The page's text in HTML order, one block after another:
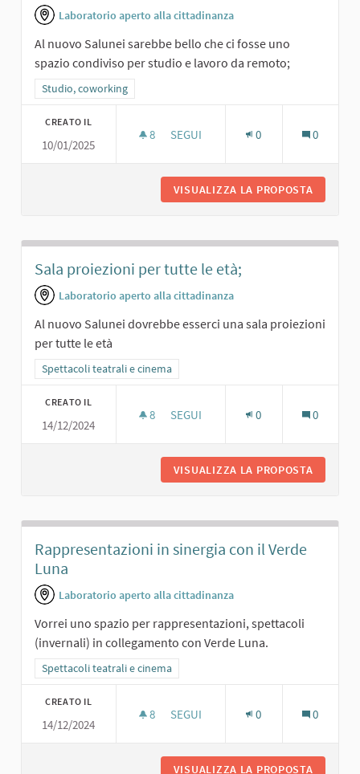
Laboratorio aperto alla cittadinanza
Al nuovo Salunei sarebbe bello che ci fosse uno
spazio condiviso per studio e lavoro da remoto;
Filtra i risultati per categoria: Studio, coworking
Studio, coworking
CREATO IL
10/01/2025
8 8 SOSTENITORI
SEGUI 0 0
VISUALIZZA LA PROPOSTA
Sala proiezioni per tutte le età;
Laboratorio aperto alla cittadinanza
Al nuovo Salunei dovrebbe esserci una sala proiezioni
per tutte le età
Filtra i risultati per categoria: Spettacoli teatrali e cinema
Spettacoli teatrali e cinema
CREATO IL
14/12/2024
8 8 SOSTENITORI
SEGUI 0 0
VISUALIZZA LA PROPOSTA
Rappresentazioni in sinergia con il Verde
Luna
Laboratorio aperto alla cittadinanza
Vorrei uno spazio per rappresentazioni, spettacoli
(invernali) in collegamento con Verde Luna.
Filtra i risultati per categoria: Spettacoli teatrali e cinema
Spettacoli teatrali e cinema
CREATO IL
14/12/2024
8 8 SOSTENITORI
SEGUI 0 0
VISUALIZZA LA PROPOSTA